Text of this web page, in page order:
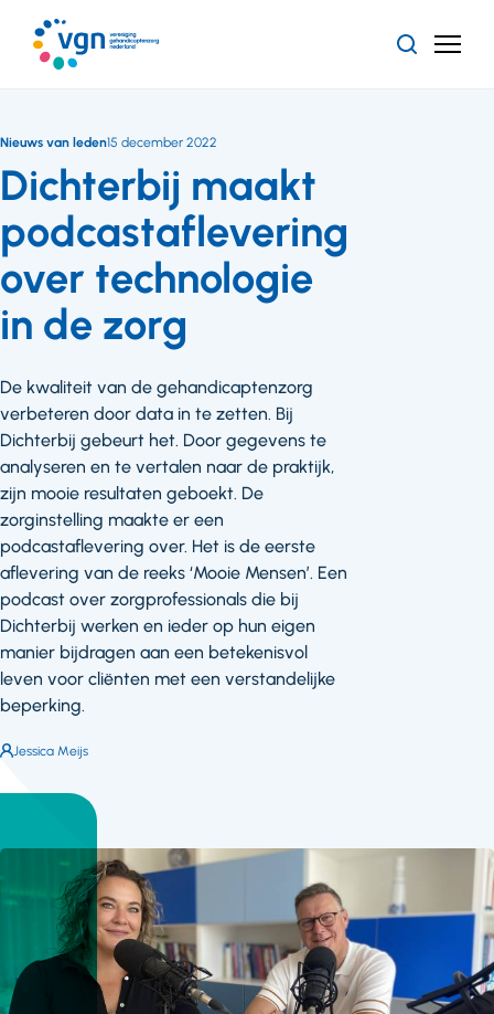
naar
hoofdinhoud
ZoekenMenu
Dichterbij maakt
podcastaflevering
over technologie
in de zorg
Nieuws van leden15 december 2022
De kwaliteit van de gehandicaptenzorg
verbeteren door data in te zetten. Bij
Dichterbij gebeurt het. Door gegevens te
analyseren en te vertalen naar de praktijk,
zijn mooie resultaten geboekt. De
zorginstelling maakte er een
podcastaflevering over. Het is de eerste
aflevering van de reeks ‘Mooie Mensen’. Een
podcast over zorgprofessionals die bij
Dichterbij werken en ieder op hun eigen
manier bijdragen aan een betekenisvol
leven voor cliënten met een verstandelijke
beperking.
Auteur:
Jessica Meijs